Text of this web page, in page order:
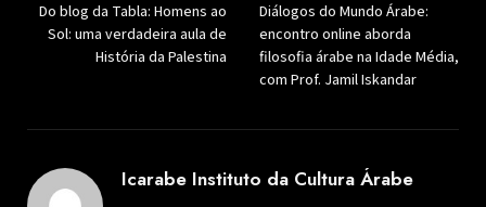
Do blog da Tabla: Homens ao
Sol: uma verdadeira aula de
História da Palestina
Diálogos do Mundo Árabe:
encontro online aborda
filosofia árabe na Idade Média,
com Prof. Jamil Iskandar
Icarabe Instituto da Cultura Árabe